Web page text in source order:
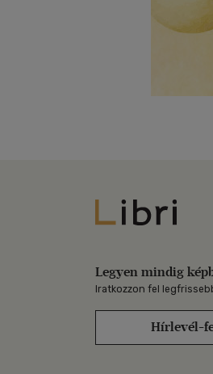
Libri
Legyen mindig
Iratkozzon fel
Hírlevél-